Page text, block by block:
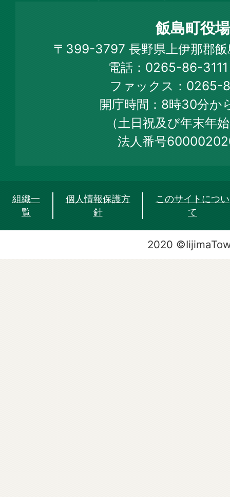
Town
Official
Web
Site
飯島町役場
〒399-3797 長野県上伊那郡
電話：0265-86-
ファックス：0265-
開庁時間：8時30分か
（土日祝及び年末年
法人番号
組織一
覧
個人情報保護方
針
このサイトについ
て
2020